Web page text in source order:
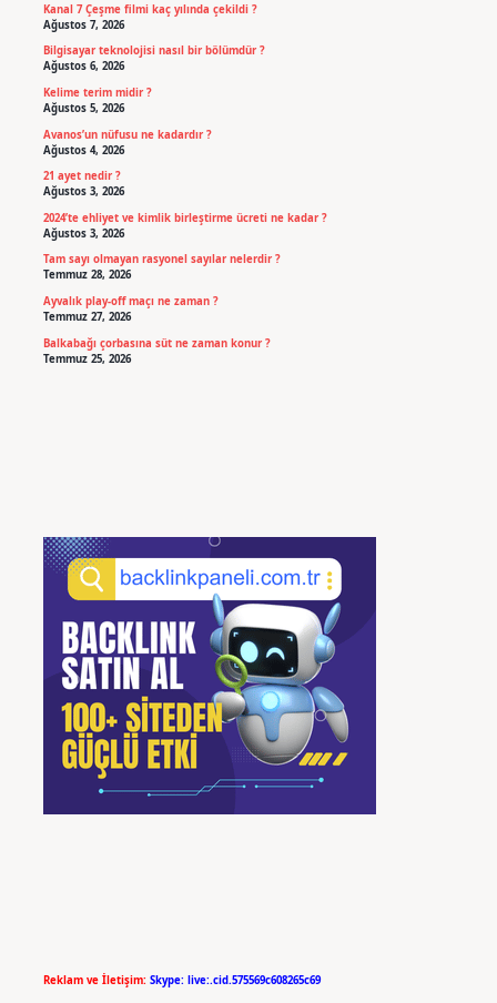
Kanal 7 Çeşme filmi kaç yılında çekildi ?
Ağustos 7, 2026
Bilgisayar teknolojisi nasıl bir bölümdür ?
Ağustos 6, 2026
Kelime terim midir ?
Ağustos 5, 2026
Avanos’un nüfusu ne kadardır ?
Ağustos 4, 2026
21 ayet nedir ?
Ağustos 3, 2026
2024’te ehliyet ve kimlik birleştirme ücreti ne kadar ?
Ağustos 3, 2026
Tam sayı olmayan rasyonel sayılar nelerdir ?
Temmuz 28, 2026
Ayvalık play-off maçı ne zaman ?
Temmuz 27, 2026
Balkabağı çorbasına süt ne zaman konur ?
Temmuz 25, 2026
Reklam ve İletişim: Skype: live:.cid.575569c608265c69